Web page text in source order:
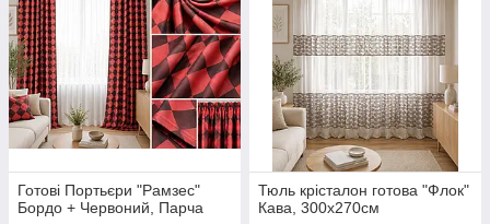
Готові Портьєри "Рамзес"
Бордо + Червоний, Парча
Тюль крісталон готова "Флок"
Кава, 300х270см